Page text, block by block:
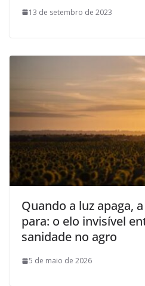
13 de setembro de 2023
Quando a luz apaga,
para: o elo invisível
sanidade no agro
5 de maio de 2026